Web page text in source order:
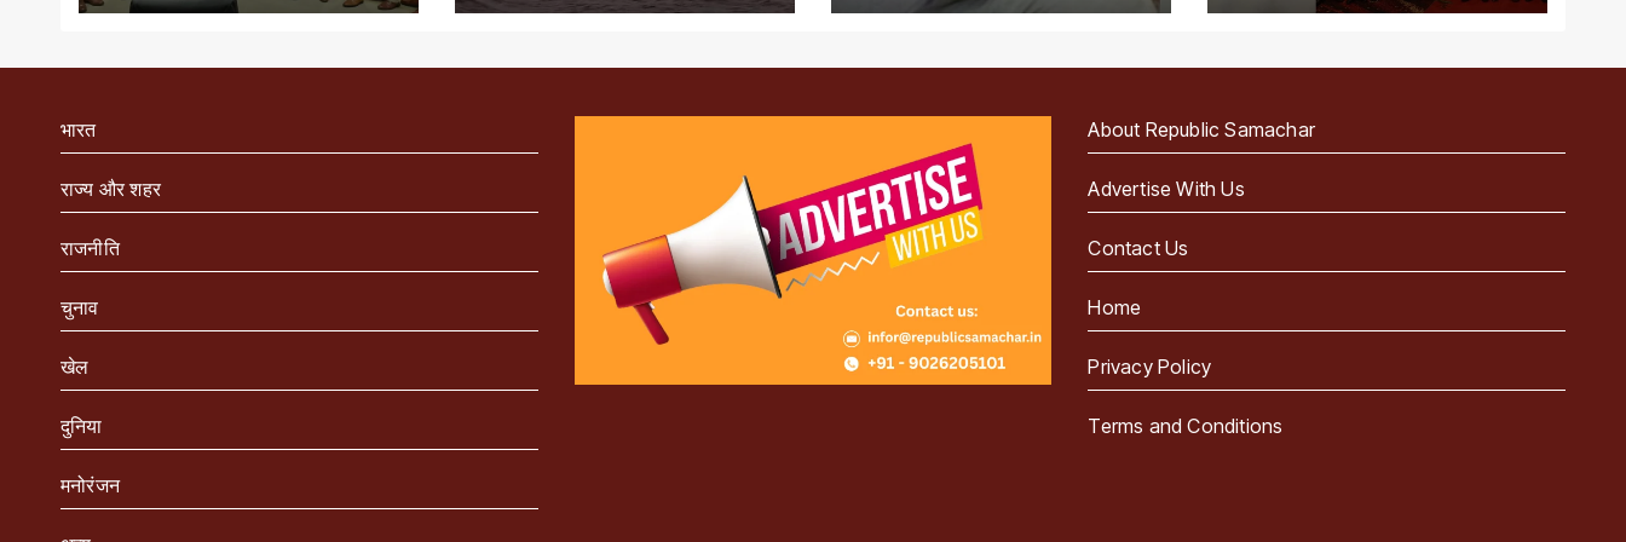
भारत
राज्य और शहर
राजनीति
चुनाव
खेल
दुनिया
मनोरंजन
About Republic Samachar
Advertise With Us
Contact Us
Home
Privacy Policy
Terms and Conditions